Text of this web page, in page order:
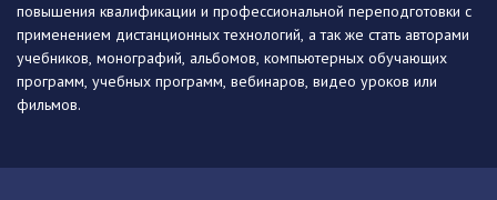
повышения квалификации и профессиональной переподготовки с
применением дистанционных технологий, а так же стать авторами
учебников, монографий, альбомов, компьютерных обучающих
программ, учебных программ, вебинаров, видео уроков или
фильмов.